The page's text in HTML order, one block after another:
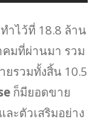
ำไว้ที่ 18.8 ล้าน
มที่ผ่านมา รวม
ยรวมทั้งสิ้น 10.5
ก็มียอดขาย
ะตัวเสริมอย่าง